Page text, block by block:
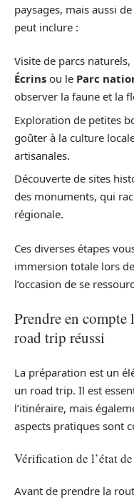
paysages, mais aussi
peut inclure :
Visite de parcs
Écrins ou le Parc
observer la faune et la
Exploration de petites
goûter à la culture
artisanales.
Découverte de sites
des monuments, qui
régionale.
Ces diverses étapes
immersion totale lors
l’occasion de se
Prendre en compte
road trip réussi
La préparation est un
un road trip. Il est
l’itinéraire, mais
aspects pratiques sont
Vérification de l’état
Avant de prendre la